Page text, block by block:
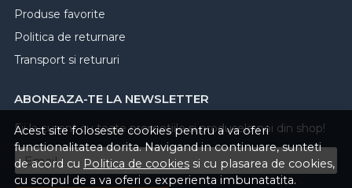
Acest site foloseste cookies pentru a va oferi
functionalitatea dorita. Navigand in continuare, sunteti
de acord cu Politica de cookies si cu plasarea de cookies,
cu scopul de a va oferi o experienta imbunatatita.
Produse favorite
Politica de returnare
Transport si retururi
ABONEAZA-TE LA NEWSLETTER
Fii la curent cu toate promotiile si produsele noi din shop!
Email